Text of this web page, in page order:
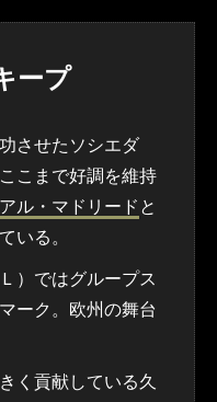
ープ
させたソシエダ
こまで好調を維持
ル・マドリード と
いる。
Ｌ）ではグループス
ーク。欧州の舞台
く貢献している久